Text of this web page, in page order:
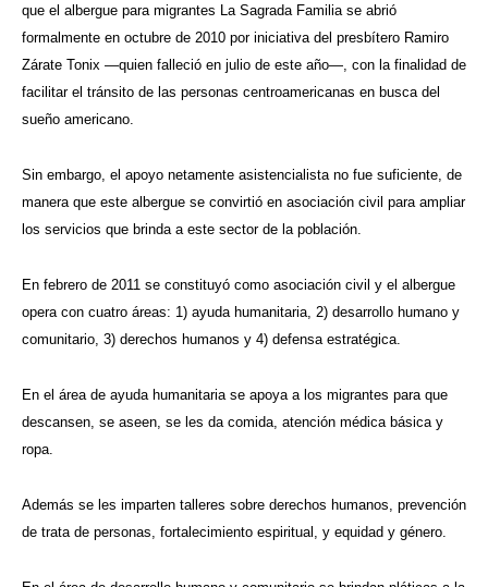
que el albergue para migrantes La Sagrada Familia se abrió
formalmente en octubre de 2010 por iniciativa del presbítero Ramiro
Zárate Tonix —quien falleció en julio de este año—, con la finalidad de
facilitar el tránsito de las personas centroamericanas en busca del
sueño americano.
Sin embargo, el apoyo netamente asistencialista no fue suficiente, de
manera que este albergue se convirtió en asociación civil para ampliar
los servicios que brinda a este sector de la población.
En febrero de 2011 se constituyó como asociación civil y el albergue
opera con cuatro áreas: 1) ayuda humanitaria, 2) desarrollo humano y
comunitario, 3) derechos humanos y 4) defensa estratégica.
En el área de ayuda humanitaria se apoya a los migrantes para que
descansen, se aseen, se les da comida, atención médica básica y
ropa.
Además se les imparten talleres sobre derechos humanos, prevención
de trata de personas, fortalecimiento espiritual, y equidad y género.